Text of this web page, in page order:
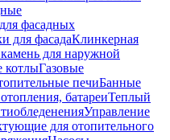
фасадных
для фасадаКлинкерная
для наружной
котлыГазовые
печиБанные
батареиТеплый
Управление
для отопительного